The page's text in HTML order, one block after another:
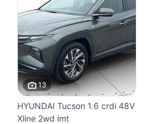
13
HYUNDAI Tucson 1.6 crdi 48V
Xline 2wd imt